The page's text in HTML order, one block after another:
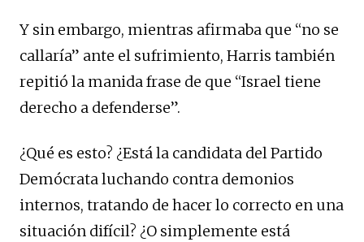
Y sin embargo, mientras afirmaba que “no se
callaría” ante el sufrimiento, Harris también
repitió la manida frase de que “Israel tiene
derecho a defenderse”.
¿Qué es esto? ¿Está la candidata del Partido
Demócrata luchando contra demonios
internos, tratando de hacer lo correcto en una
situación difícil? ¿O simplemente está